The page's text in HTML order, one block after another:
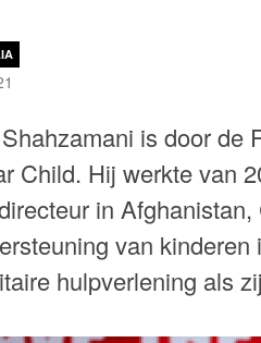
is door de
Child. Hij werkte van
in
van
hulpverlening als